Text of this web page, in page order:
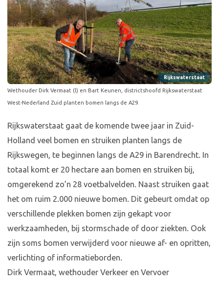
Rijkswaterstaat
Wethouder Dirk Vermaat (l) en Bart Keunen, districtshoofd Rijkswaterstaat
West-Nederland Zuid planten bomen langs de A29.
Rijkswaterstaat gaat de komende twee jaar in Zuid-
Holland veel bomen en struiken planten langs de
Rijkswegen, te beginnen langs de A29 in Barendrecht. In
totaal komt er 20 hectare aan bomen en struiken bij,
omgerekend zo’n 28 voetbalvelden. Naast struiken gaat
het om ruim 2.000 nieuwe bomen. Dit gebeurt omdat op
verschillende plekken bomen zijn gekapt voor
werkzaamheden, bij stormschade of door ziekten. Ook
zijn soms bomen verwijderd voor nieuwe af- en opritten,
verlichting of informatieborden.
Dirk Vermaat, wethouder Verkeer en Vervoer